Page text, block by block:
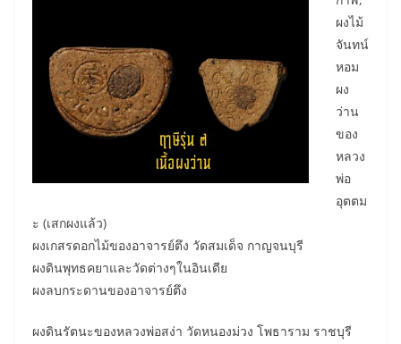
ผงไม้
จันทน์
หอม
ผง
ว่าน
ของ
หลวง
พ่อ
อุตตม
ะ (เสกผงแล้ว)
ผงเกสรดอกไม้ของอาจารย์ตึง วัดสมเด็จ กาญจนบุรี
ผงดินพุทธคยาและวัดต่างๆในอินเดีย
ผงลบกระดานของอาจารย์ตึง
ผงดินรัตนะของหลวงพ่อสง่า วัดหนองม่วง โพธาราม ราชบุรี